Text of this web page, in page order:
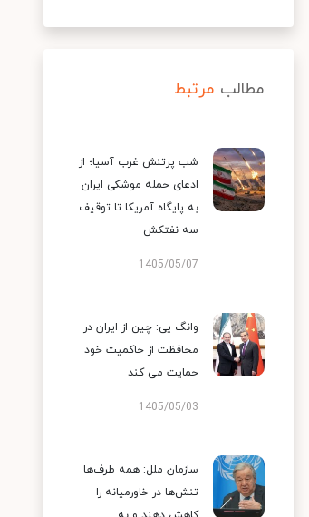
مطالب مرتبط
شب پرتنش غرب آسیا؛ از
ادعای حمله موشکی ایران
به پایگاه آمریکا تا توقیف
سه نفتکش
1405/05/07
وانگ یی: چین از ایران در
محافظت از حاکمیت خود
حمایت می کند
1405/05/03
سازمان ملل: همه طرف‌ها
تنش‌ها در خاورمیانه را